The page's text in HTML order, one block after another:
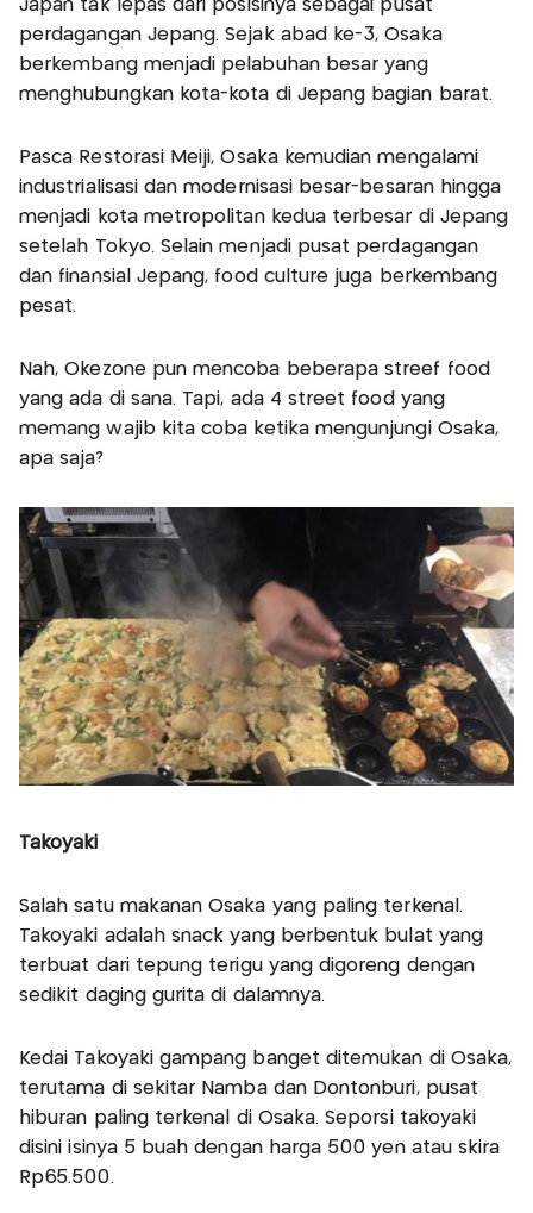
Japan tak lepas dari posisinya sebagai pusat
perdagangan Jepang. Sejak abad ke-3, Osaka
berkembang menjadi pelabuhan besar yang
menghubungkan kota-kota di Jepang bagian barat.
Pasca Restorasi Meiji, Osaka kemudian mengalami
industrialisasi dan modernisasi besar-besaran hingga
menjadi kota metropolitan kedua terbesar di Jepang
setelah Tokyo. Selain menjadi pusat perdagangan
dan finansial Jepang, food culture juga berkembang
pesat.
Nah, Okezone pun mencoba beberapa streef food
yang ada di sana. Tapi, ada 4 street food yang
memang wajib kita coba ketika mengunjungi Osaka,
apa saja?
Takoyaki
Salah satu makanan Osaka yang paling terkenal.
Takoyaki adalah snack yang berbentuk bulat yang
terbuat dari tepung terigu yang digoreng dengan
sedikit daging gurita di dalamnya.
Kedai Takoyaki gampang banget ditemukan di Osaka,
terutama di sekitar Namba dan Dontonburi, pusat
hiburan paling terkenal di Osaka. Seporsi takoyaki
disini isinya 5 buah dengan harga 500 yen atau skira
Rp65.500.